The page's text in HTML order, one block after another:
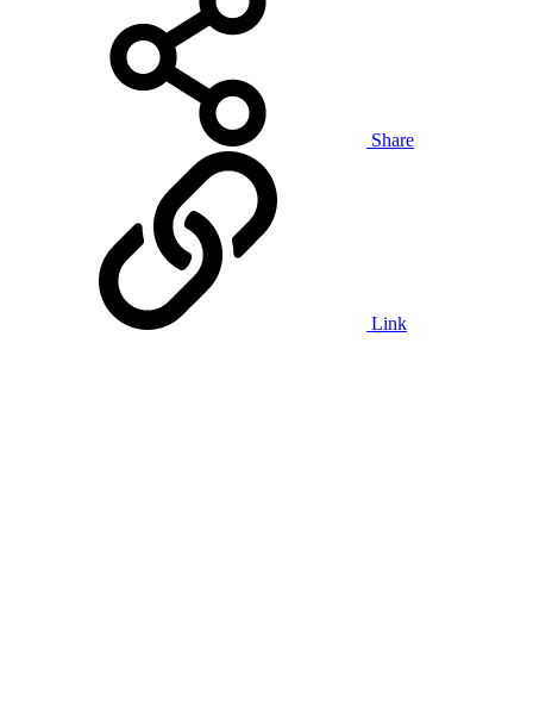
Share
Link